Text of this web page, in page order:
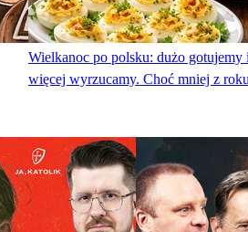
Wielkanoc po polsku: dużo gotujemy
więcej wyrzucamy. Choć mniej z